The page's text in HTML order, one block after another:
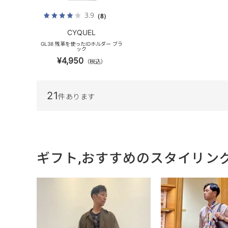
3.9 （8）
CYQUEL
GL38 残革を使ったIDホルダー ブラ
ック
¥4,950 （税込）
21件あります
ギフト,おすすめのスタイリン